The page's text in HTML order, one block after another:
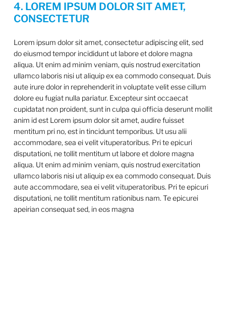
4. LOREM IPSUM DOLOR SIT AMET,
CONSECTETUR
Lorem ipsum dolor sit amet, consectetur adipiscing elit, sed
do eiusmod tempor incididunt ut labore et dolore magna
aliqua. Ut enim ad minim veniam, quis nostrud exercitation
ullamco laboris nisi ut aliquip ex ea commodo consequat. Duis
aute irure dolor in reprehenderit in voluptate velit esse cillum
dolore eu fugiat nulla pariatur. Excepteur sint occaecat
cupidatat non proident, sunt in culpa qui officia deserunt mollit
anim id est Lorem ipsum dolor sit amet, audire fuisset
mentitum pri no, est in tincidunt temporibus. Ut usu alii
accommodare, sea ei velit vituperatoribus. Pri te epicuri
disputationi, ne tollit mentitum ut labore et dolore magna
aliqua. Ut enim ad minim veniam, quis nostrud exercitation
ullamco laboris nisi ut aliquip ex ea commodo consequat. Duis
aute accommodare, sea ei velit vituperatoribus. Pri te epicuri
disputationi, ne tollit mentitum rationibus nam. Te epicurei
apeirian consequat sed, in eos magna